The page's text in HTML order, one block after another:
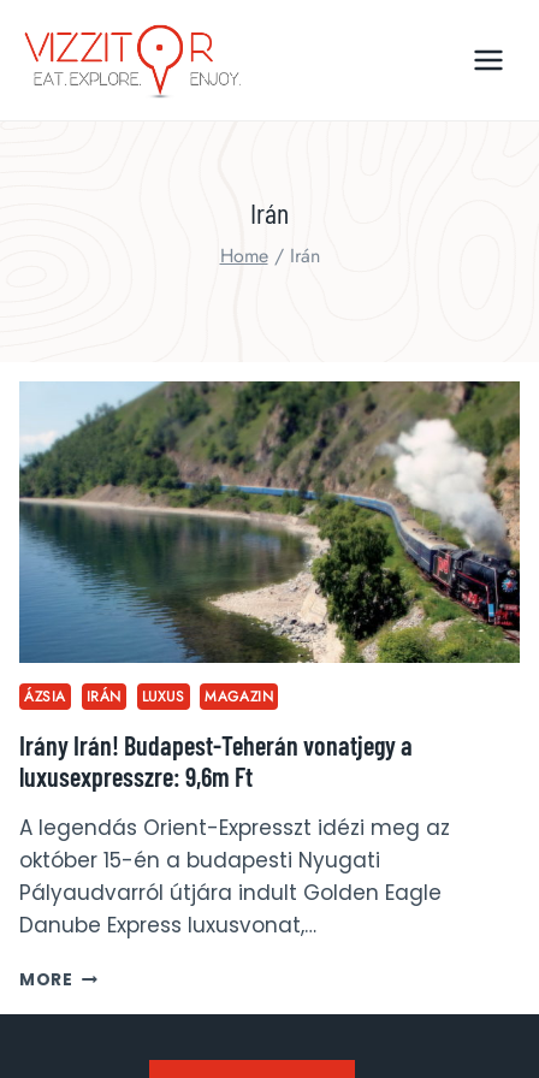
content
Irán
Home / Irán
ÁZSIA IRÁN LUXUS MAGAZIN
Irány Irán! Budapest-Teherán vonatjegy a
luxusexpresszre: 9,6m Ft
A legendás Orient-Expresszt idézi meg az
október 15-én a budapesti Nyugati
Pályaudvarról útjára indult Golden Eagle
Danube Express luxusvonat,…
MORE IRÁNY